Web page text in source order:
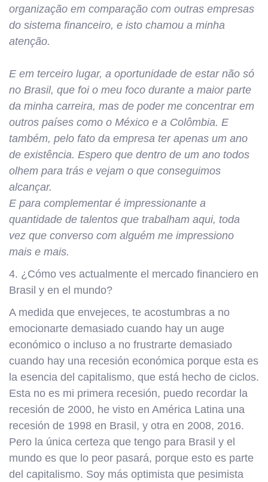
organização em comparação com outras empresas
do sistema financeiro, e isto chamou a minha
atenção.
E em terceiro lugar, a oportunidade de estar não só
no Brasil, que foi o meu foco durante a maior parte
da minha carreira, mas de poder me concentrar em
outros países como o México e a Colômbia. E
também, pelo fato da empresa ter apenas um ano
de existência. Espero que dentro de um ano todos
olhem para trás e vejam o que conseguimos
alcançar.
E para complementar é impressionante a
quantidade de talentos que trabalham aqui, toda
vez que converso com alguém me impressiono
mais e mais.
4. ¿Cómo ves actualmente el mercado financiero en
Brasil y en el mundo?
A medida que envejeces, te acostumbras a no
emocionarte demasiado cuando hay un auge
económico o incluso a no frustrarte demasiado
cuando hay una recesión económica porque esta es
la esencia del capitalismo, que está hecho de ciclos.
Esta no es mi primera recesión, puedo recordar la
recesión de 2000, he visto en América Latina una
recesión de 1998 en Brasil, y otra en 2008, 2016.
Pero la única certeza que tengo para Brasil y el
mundo es que lo peor pasará, porque esto es parte
del capitalismo. Soy más optimista que pesimista